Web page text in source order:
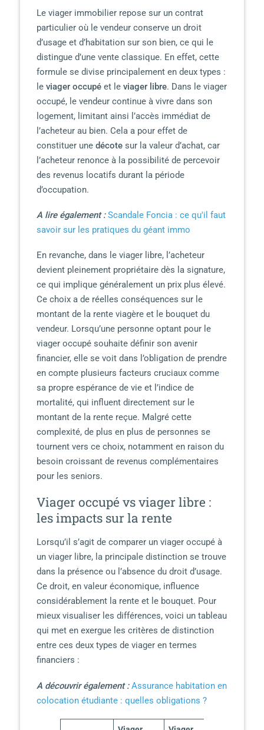
Le viager immobilier repose sur un contrat
particulier où le vendeur conserve un droit
d’usage et d’habitation sur son bien, ce qui le
distingue d’une vente classique. En effet, cette
formule se divise principalement en deux types :
le viager occupéet le viager libre. Dans le viager
occupé, le vendeur continue à vivre dans son
logement, limitant ainsi l’accès immédiat de
l’acheteur au bien. Cela a pour effet de
constituer une décotesur la valeur d’achat, car
l’acheteur renonce à la possibilité de percevoir
des revenus locatifs durant la période
d’occupation.
A lire également : Scandale Foncia : ce qu'il faut
savoir sur les pratiques du géant immo
En revanche, dans le viager libre, l’acheteur
devient pleinement propriétaire dès la signature,
ce qui implique généralement un prix plus élevé.
Ce choix a de réelles conséquences sur le
montant de la rente viagère et le bouquet du
vendeur. Lorsqu’une personne optant pour le
viager occupé souhaite définir son avenir
financier, elle se voit dans l’obligation de prendre
en compte plusieurs facteurs cruciaux comme
sa propre espérance de vie et l’indice de
mortalité, qui influent directement sur le
montant de la rente reçue. Malgré cette
complexité, de plus en plus de personnes se
tournent vers ce choix, notamment en raison du
besoin croissant de revenus complémentaires
pour les seniors.
Viager occupé vs viager libre :
les impacts sur la rente
Lorsqu’il s’agit de comparer un viager occupé à
un viager libre, la principale distinction se trouve
dans la présence ou l’absence du droit d’usage.
Ce droit, en valeur économique, influence
considérablement la rente et le bouquet. Pour
mieux visualiser les différences, voici un tableau
qui met en exergue les critères de distinction
entre ces deux types de viager en termes
financiers :
A découvrir également : Assurance habitation en
colocation étudiante : quelles obligations ?